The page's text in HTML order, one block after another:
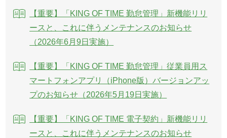
【重要】「KING OF TIME 勤怠管理」新機能リリ
ースと、これに伴うメンテナンスのお知らせ
（2026年6月9日実施）
【重要】「KING OF TIME 勤怠管理」従業員用ス
マートフォンアプリ（iPhone版）バージョンアッ
プのお知らせ（2026年5月19日実施）
【重要】「KING OF TIME 電子契約」新機能リリ
ースと、これに伴うメンテナンスのお知らせ